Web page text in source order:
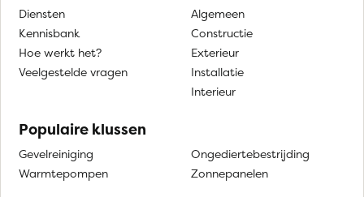
Diensten
Kennisbank
Hoe werkt het?
Veelgestelde vragen
Algemeen
Constructie
Exterieur
Installatie
Interieur
Populaire klussen
Gevelreiniging
Warmtepompen
Ongediertebestrijding
Zonnepanelen